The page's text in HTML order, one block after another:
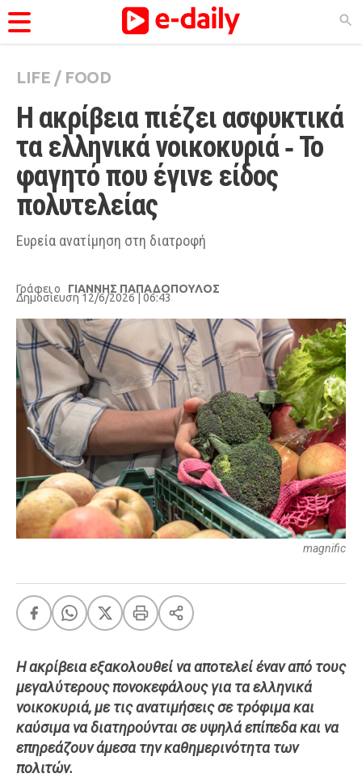
ΚΑΤΗΓΟΡΊΕΣ
Ειδήσεις
Θέματα
Videos
Podcasts
Viral
City Guide
Pop Culture
Agenda
FEEDS
Πάσχα Eurovision
Retro Summer
OMG LOL
Xmas
LIFE
Food
Body+Mind
Ταξίδια
Style
Σπίτι
LIFE / FOOD
Η ακρίβεια πιέζει ασφυκτικά
τα ελληνικά νοικοκυριά ‑ Το
φαγητό που έγινε είδος
πολυτελείας
Ευρεία ανατίμηση στη διατροφή
Γράφει ο ΓΙΑΝΝΗΣ ΠΑΠΑΔΟΠΟΥΛΟΣ
Δημοσίευση 12/6/2026 | 06:43
magnific
Η ακρίβεια εξακολουθεί να αποτελεί έναν από τους
μεγαλύτερους πονοκεφάλους για τα ελληνικά
νοικοκυριά, με τις ανατιμήσεις σε τρόφιμα και
καύσιμα να διατηρούνται σε υψηλά επίπεδα και να
επηρεάζουν άμεσα την καθημερινότητα των
πολιτών.